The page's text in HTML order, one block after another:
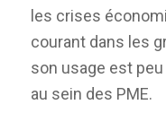
les crises
courant dans les
son usage est
au sein des PME.